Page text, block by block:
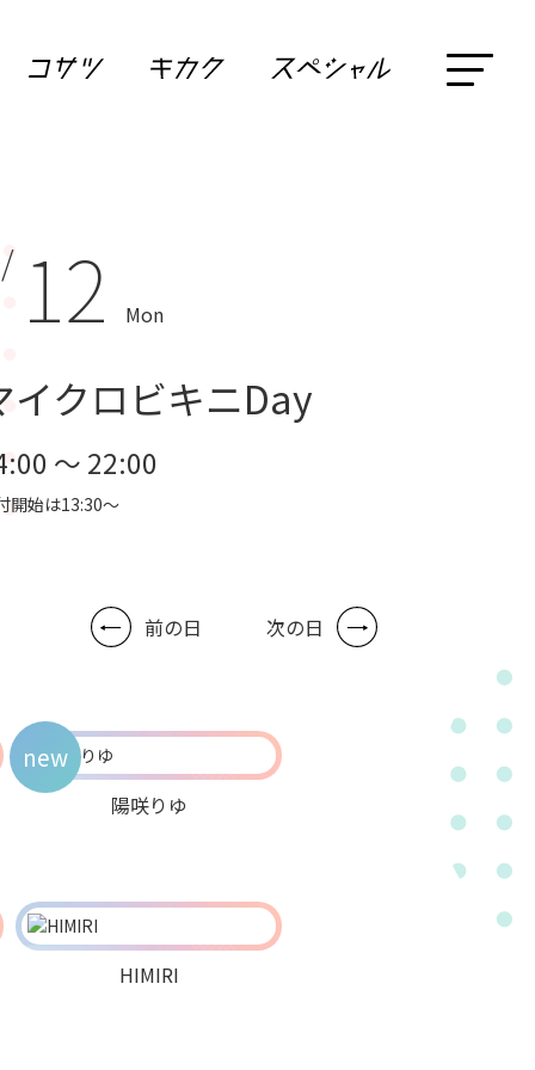
12 Mon
イクロビキニDay
～ 22:00
開始は13:30～
前の日 次の日
陽咲りゆ
new
HIMIRI